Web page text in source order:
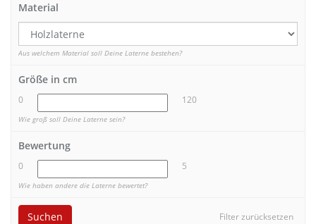
Material
Aus welchem Material soll Deine Laterne bestehen?
Größe in cm
0 120
Wie groß soll Deine Laterne sein?
Bewertung
0 5
Wie haben andere die Laterne bewertet?
Filter zurücksetzen
Suchen